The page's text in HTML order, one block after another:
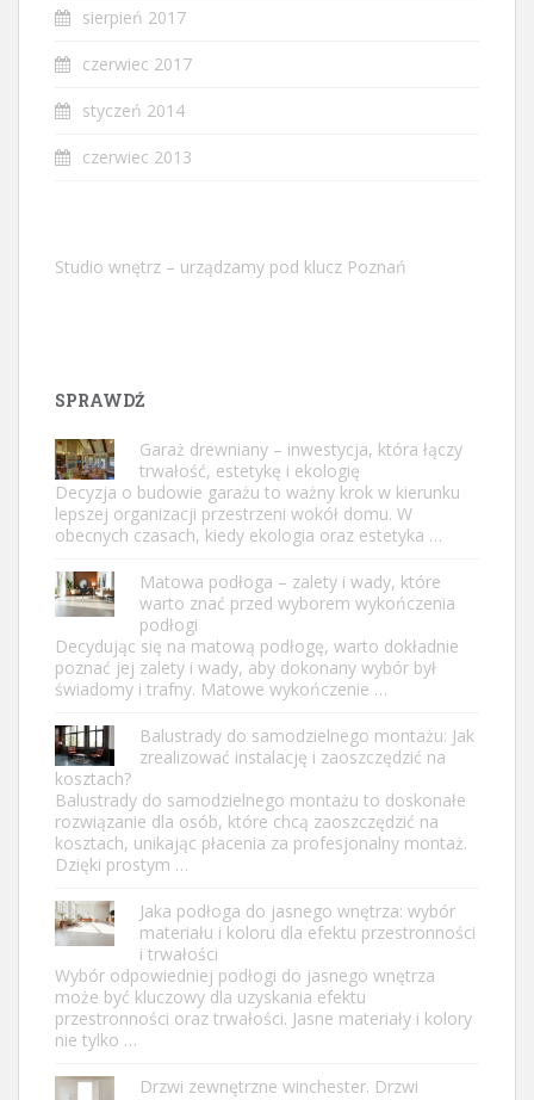
sierpień 2017
czerwiec 2017
styczeń 2014
czerwiec 2013
Studio wnętrz – urządzamy pod klucz Poznań
SPRAWDŹ
Garaż drewniany – inwestycja, która łączy
trwałość, estetykę i ekologię
Decyzja o budowie garażu to ważny krok w kierunku
lepszej organizacji przestrzeni wokół domu. W
obecnych czasach, kiedy ekologia oraz estetyka …
Matowa podłoga – zalety i wady, które
warto znać przed wyborem wykończenia
podłogi
Decydując się na matową podłogę, warto dokładnie
poznać jej zalety i wady, aby dokonany wybór był
świadomy i trafny. Matowe wykończenie …
Balustrady do samodzielnego montażu: Jak
zrealizować instalację i zaoszczędzić na
kosztach?
Balustrady do samodzielnego montażu to doskonałe
rozwiązanie dla osób, które chcą zaoszczędzić na
kosztach, unikając płacenia za profesjonalny montaż.
Dzięki prostym …
Jaka podłoga do jasnego wnętrza: wybór
materiału i koloru dla efektu przestronności
i trwałości
Wybór odpowiedniej podłogi do jasnego wnętrza
może być kluczowy dla uzyskania efektu
przestronności oraz trwałości. Jasne materiały i kolory
nie tylko …
Drzwi zewnętrzne winchester. Drzwi